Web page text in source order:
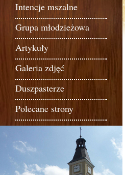
Intencje mszalne
Grupa młodzieżowa
Artykuły
Galeria zdjęć
Duszpasterze
Polecane strony